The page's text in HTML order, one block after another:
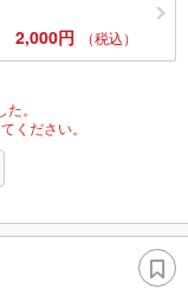
2,000円 （税込）
。
ください。